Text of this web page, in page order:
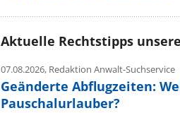
Aktuelle Rechtstipps
07.08.2026, Redaktion Anwalt-Suchservice
Geänderte Abflugzeiten:
Pauschalurlauber?